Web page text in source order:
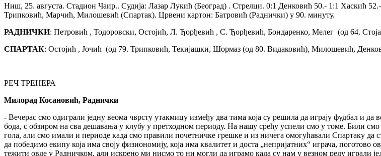
Ниш, 25. августа. Стадион Чаир.. Судија: Лазар Лукић (Београд) . Стрелци. 0:1 Денковић 50.- 1:1 Хаскић
Трипковић, Марчић, Милошевић (Спартак). Црвени картон: Батровић (Раднички) у 90. минуту.
РАДНИЧКИ: Петровић , Тодоровски, Остојић, Л. Ђорђевић , С. Ђорђевић, Бондаренко, Мелег (од 64.
СПАРТАК: Остојић , Јочић (од 79. Трипковић, Текијашки, Шормаз (од 80. Видаковић), Милошевић,
РЕЧ ТРЕНЕРА
Милорад Косановић, Раднички
- Вечерас смо одиграли једну веома чврсту утакмицу између два тима која су решила да играју фудбал и
бода, с обзиром на сва дешавања у клубу у претходном периоду. На нашу срећу успели смо у томе. Били
гола, али смо имали и периоде када смо правили почетничке грешке и из ничега омогућавали Спартаку
да победимо екипу која има своју физиономију, која има квалитет и доста „непријатних“ играча, поготово
тежити овде у Радничком, али искрено ми нисмо то ни могли да играмо када су нам у везном реду играли